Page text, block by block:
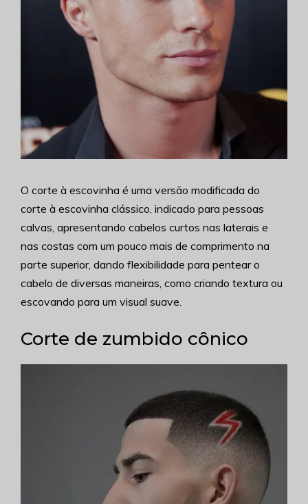
O corte à escovinha é uma versão modificada do
corte à escovinha clássico, indicado para pessoas
calvas, apresentando cabelos curtos nas laterais e
nas costas com um pouco mais de comprimento na
parte superior, dando flexibilidade para pentear o
cabelo de diversas maneiras, como criando textura ou
escovando para um visual suave.
Corte de zumbido cônico